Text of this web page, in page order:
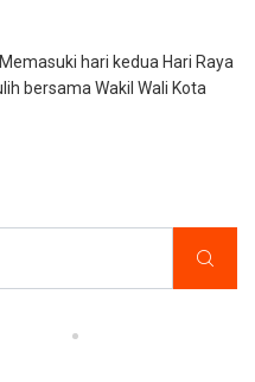
hari kedua Hari Raya
bersama Wakil Wali Kota